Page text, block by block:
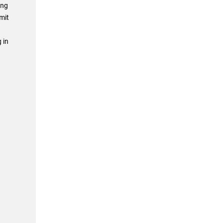
in